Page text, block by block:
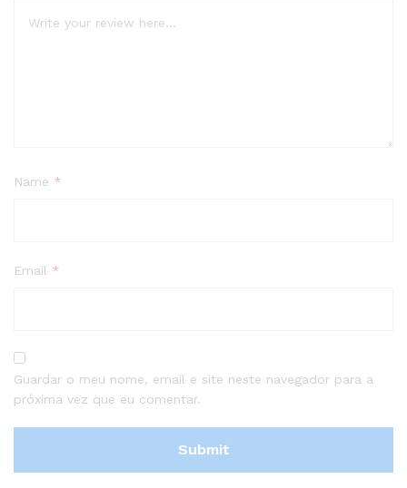
Name *
Email *
Guardar o meu nome, email e site neste navegador para a
próxima vez que eu comentar.